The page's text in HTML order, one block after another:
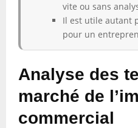
vite ou sans
Il est utile autant
pour un
Analyse des
marché de
commercial